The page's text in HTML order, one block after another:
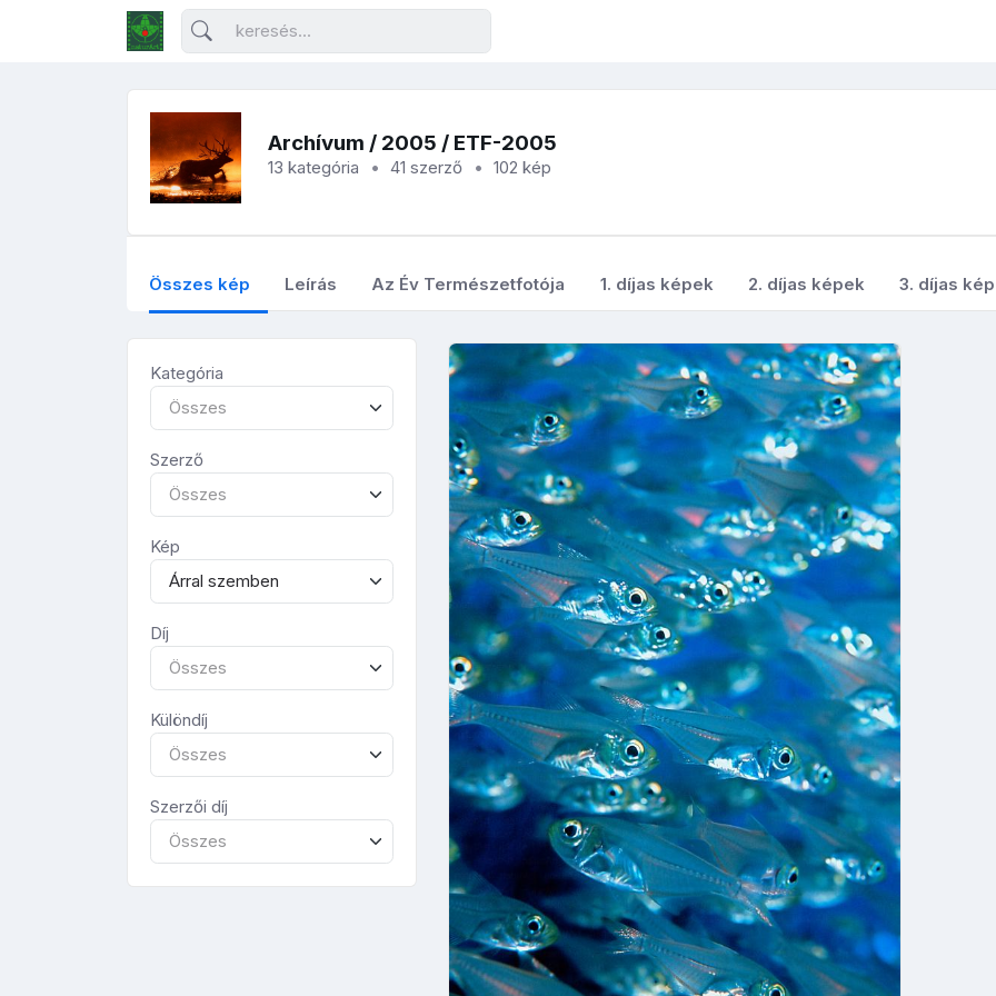
Archívum / 2005 / ETF-2005
13 kategória 41 szerző 102 kép
Összes kép Leírás Az Év Természetfotója 1. díjas képek 2. díjas képek 3. díjas
Kategória
Összes
Szerző
Összes
Kép
Árral szemben
Díj
Összes
Különdíj
Összes
Szerzői díj
Összes